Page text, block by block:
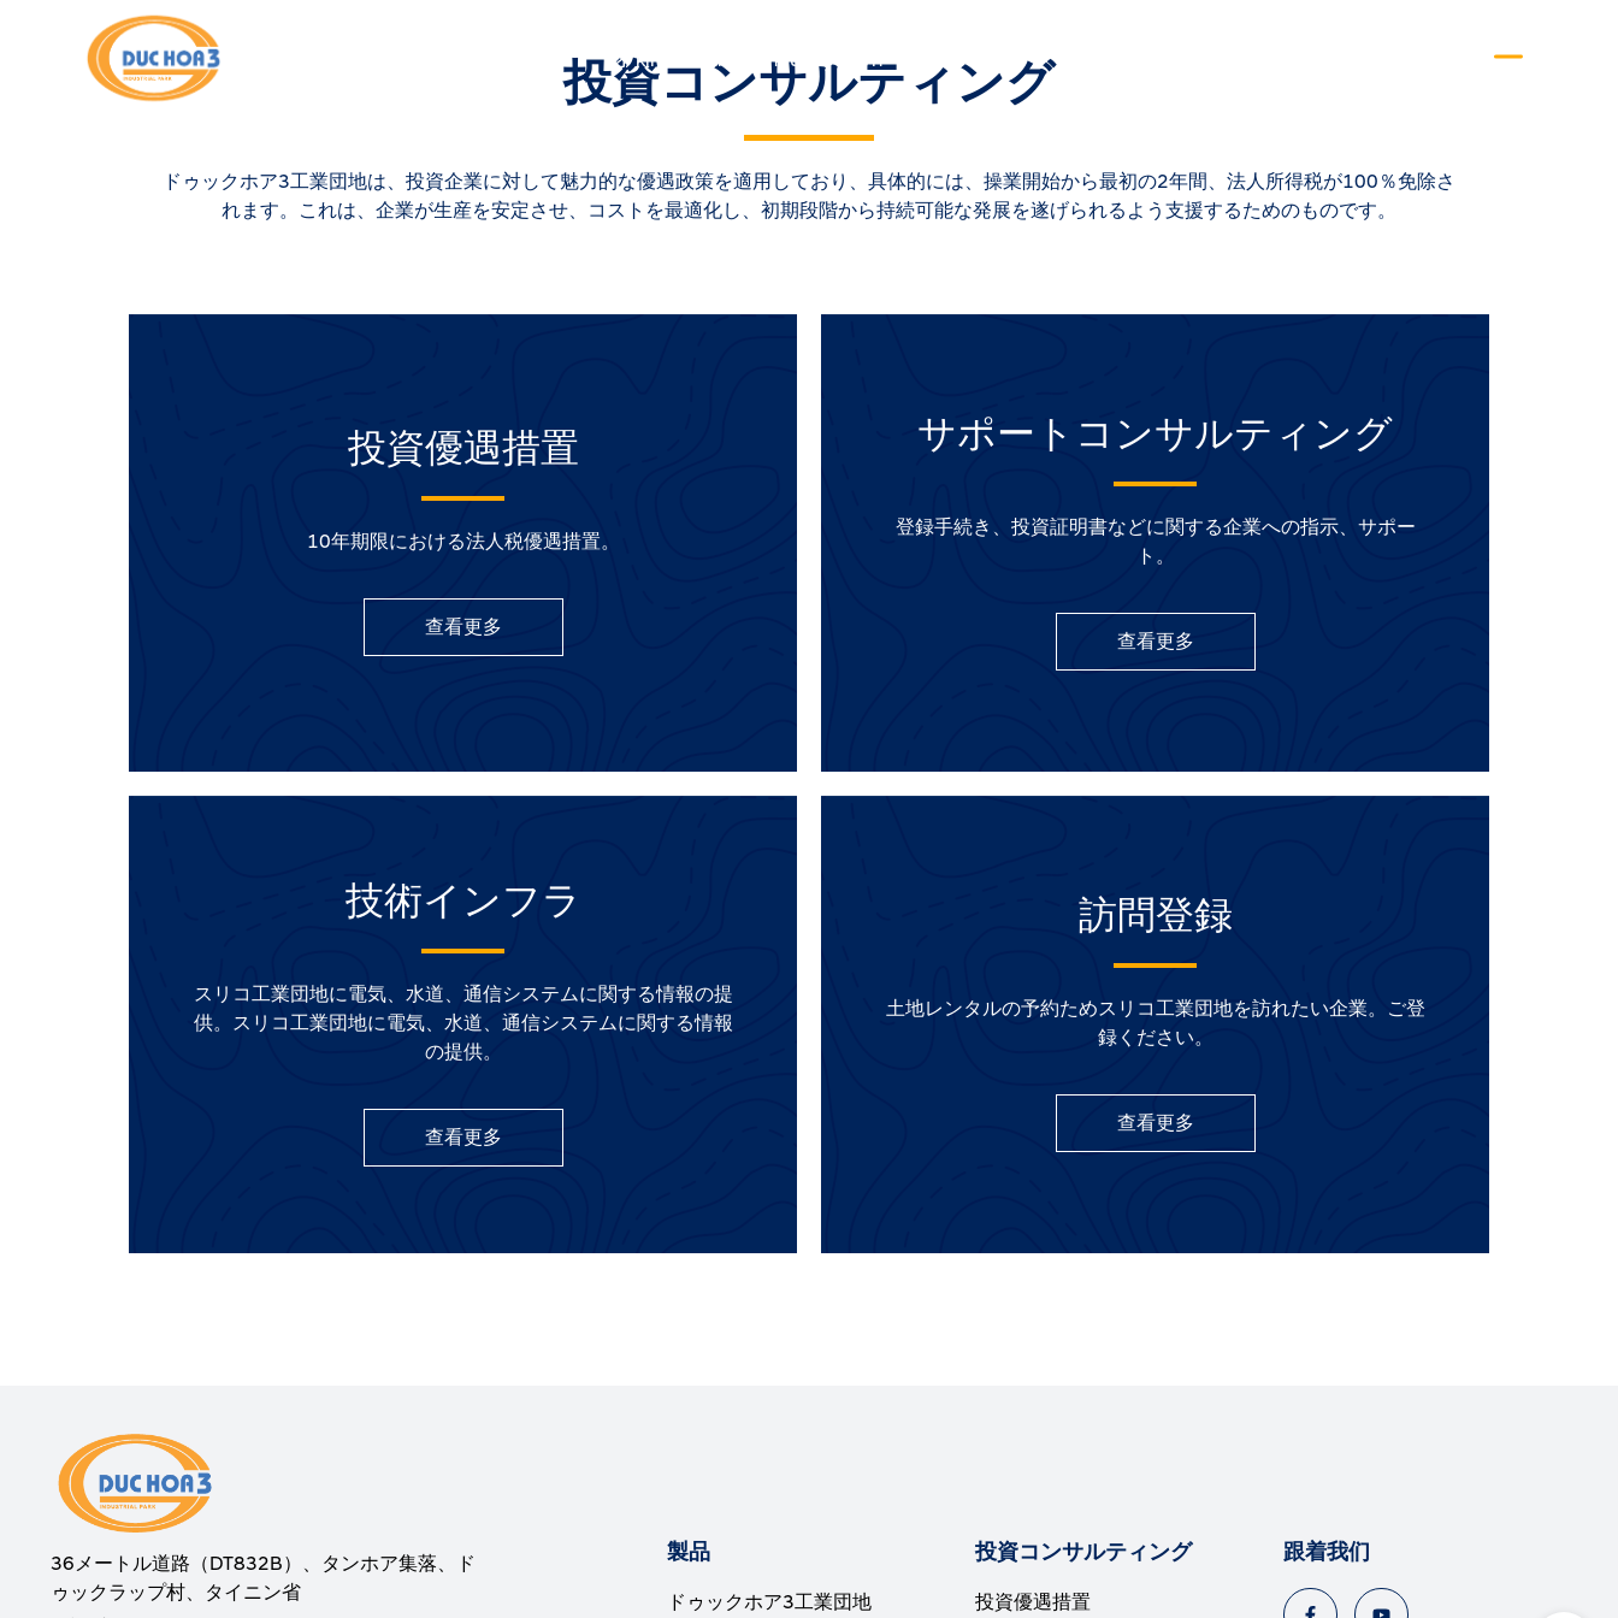
kinhdoanh@kcnduchoa3.vn
投資コンサルティング
ドゥックホア3工業団地は、投資企業に対して魅力的な優遇政策を適用しており、具体的には、操業開始から最初の2年間、法人所得税が100％免除さ
れます。これは、企業が生産を安定させ、コストを最適化し、初期段階から持続可能な発展を遂げられるよう支援するためのものです。
投資優遇措置
10年期限における法人税優遇措置。
查看更多
サポートコンサルティング
登録手続き、投資証明書などに関する企業への指示、サポー
ト。
查看更多
技術インフラ
スリコ工業団地に電気、水道、通信システムに関する情報の提
供。スリコ工業団地に電気、水道、通信システムに関する情報
の提供。
查看更多
訪問登録
土地レンタルの予約ためスリコ工業団地を訪れたい企業。ご登
録ください。
查看更多
36メートル道路（DT832B）、タンホア集落、ド
ゥックラップ村、タイニン省
製品
ドゥックホア3工業団地
投資コンサルティング
投資優遇措置
跟着我们